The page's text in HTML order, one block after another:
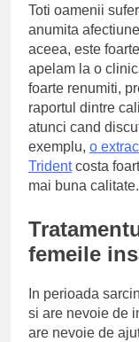
Toti oamenii
anumita
aceea, este
apelam la o
foarte renumiti,
raportul dintre
atunci cand
exemplu, o
Tridentcosta
mai buna calitate.
femeile
In perioada
si are nevoie de
are nevoie de